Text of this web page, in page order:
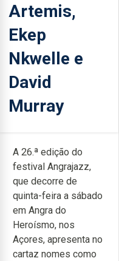
Artemis,
Ekep
Nkwelle e
David
Murray
A 26.ª edição do
festival Angrajazz,
que decorre de
quinta-feira a sábado
em Angra do
Heroísmo, nos
Açores, apresenta no
cartaz nomes como